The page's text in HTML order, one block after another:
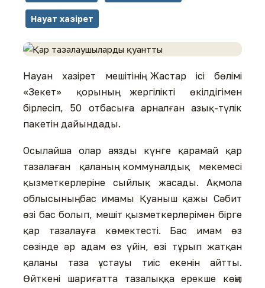
Науат хазірет
Науан хазірет мешітінің Жастар ісі бөлімі
«Зекет» қорының жергілікті өкілдігімен
бірлесіп, 50 отбасыға арналған азық-түлік
пакетін дайындады.
Осылайша олар аязды күнге қарамай қар
тазалаған қаланың коммуналдық мекемесі
қызметкерлеріне сыйлық жасады. Ақмола
облысының бас имамы Қуаныш қажы Сәбит
өзі бас болып, мешіт қызметкерлерімен бірге
қар тазалауға көмектесті. Бас имам өз
сөзінде әр адам өз үйін, өзі тұрып жатқан
қаланы таза ұстауы тиіс екенін айтты.
Өйткені шариғатта тазалыққа ерекше көңіл